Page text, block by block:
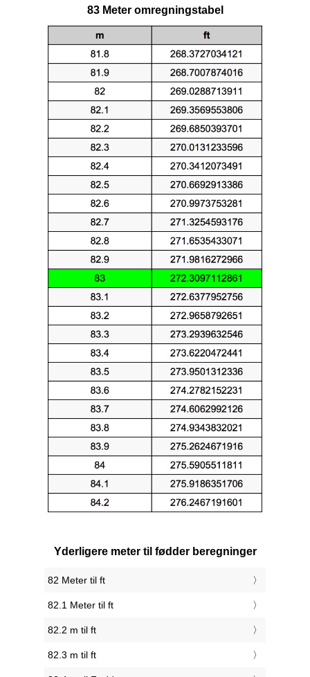
83 Meter omregningstabel
Yderligere meter til fødder beregninger
82 Meter til ft
82.1 Meter til ft
82.2 m til ft
82.3 m til ft